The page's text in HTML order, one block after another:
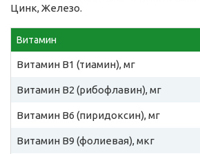
Цинк, Железо.
Витамин
Витамин B1 (тиамин), мг
Витамин B2 (рибофлавин), мг
Витамин B6 (пиридоксин), мг
Витамин B9 (фолиевая), мкг